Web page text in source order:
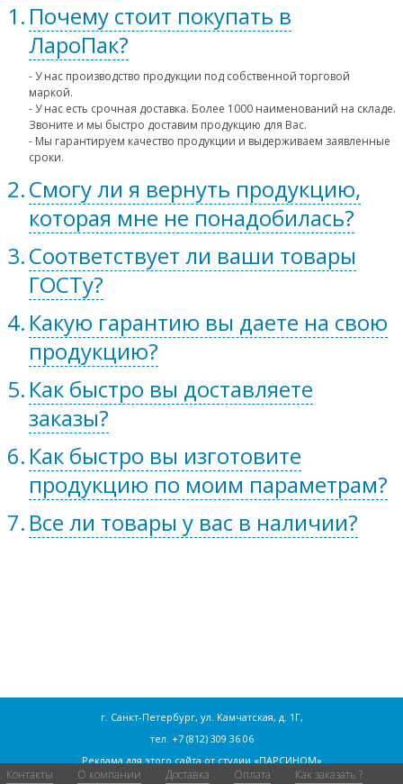
Почему стоит покупать в
ЛароПак?
- У нас производство продукции под собственной торговой
маркой.
- У нас есть срочная доставка. Более 1000 наименований на складе.
Звоните и мы быстро доставим продукцию для Вас.
- Мы гарантируем качество продукции и выдерживаем заявленные
сроки.
Смогу ли я вернуть продукцию,
которая мне не понадобилась?
Соответствует ли ваши товары
ГОСТу?
Какую гарантию вы даете на свою
продукцию?
Как быстро вы доставляете
заказы?
Как быстро вы изготовите
продукцию по моим параметрам?
Все ли товары у вас в наличии?
г. Санкт-Петербург, ул. Камчатская, д. 1Г,
тел. +7 (812) 309 36 06
Реклама для этого сайта отстудии «ПАРСИНОМ»
Контакты О компании Доставка Оплата Как заказать ?